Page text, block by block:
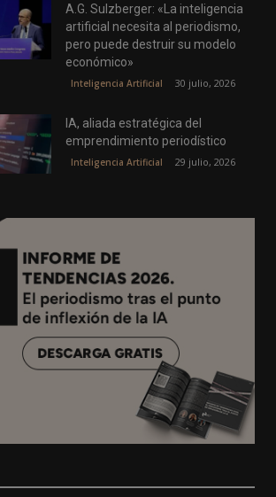
A.G. Sulzberger: «La inteligencia
artificial necesita al periodismo,
pero puede destruir su modelo
económico»
Inteligencia Artificial 30 julio, 2026
IA, aliada estratégica del
emprendimiento periodístico
Inteligencia Artificial 29 julio, 2026